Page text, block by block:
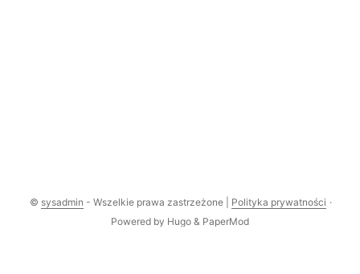
© sysadmin - Wszelkie prawa zastrzeżone | Polityka prywatności ·
Powered by Hugo & PaperMod